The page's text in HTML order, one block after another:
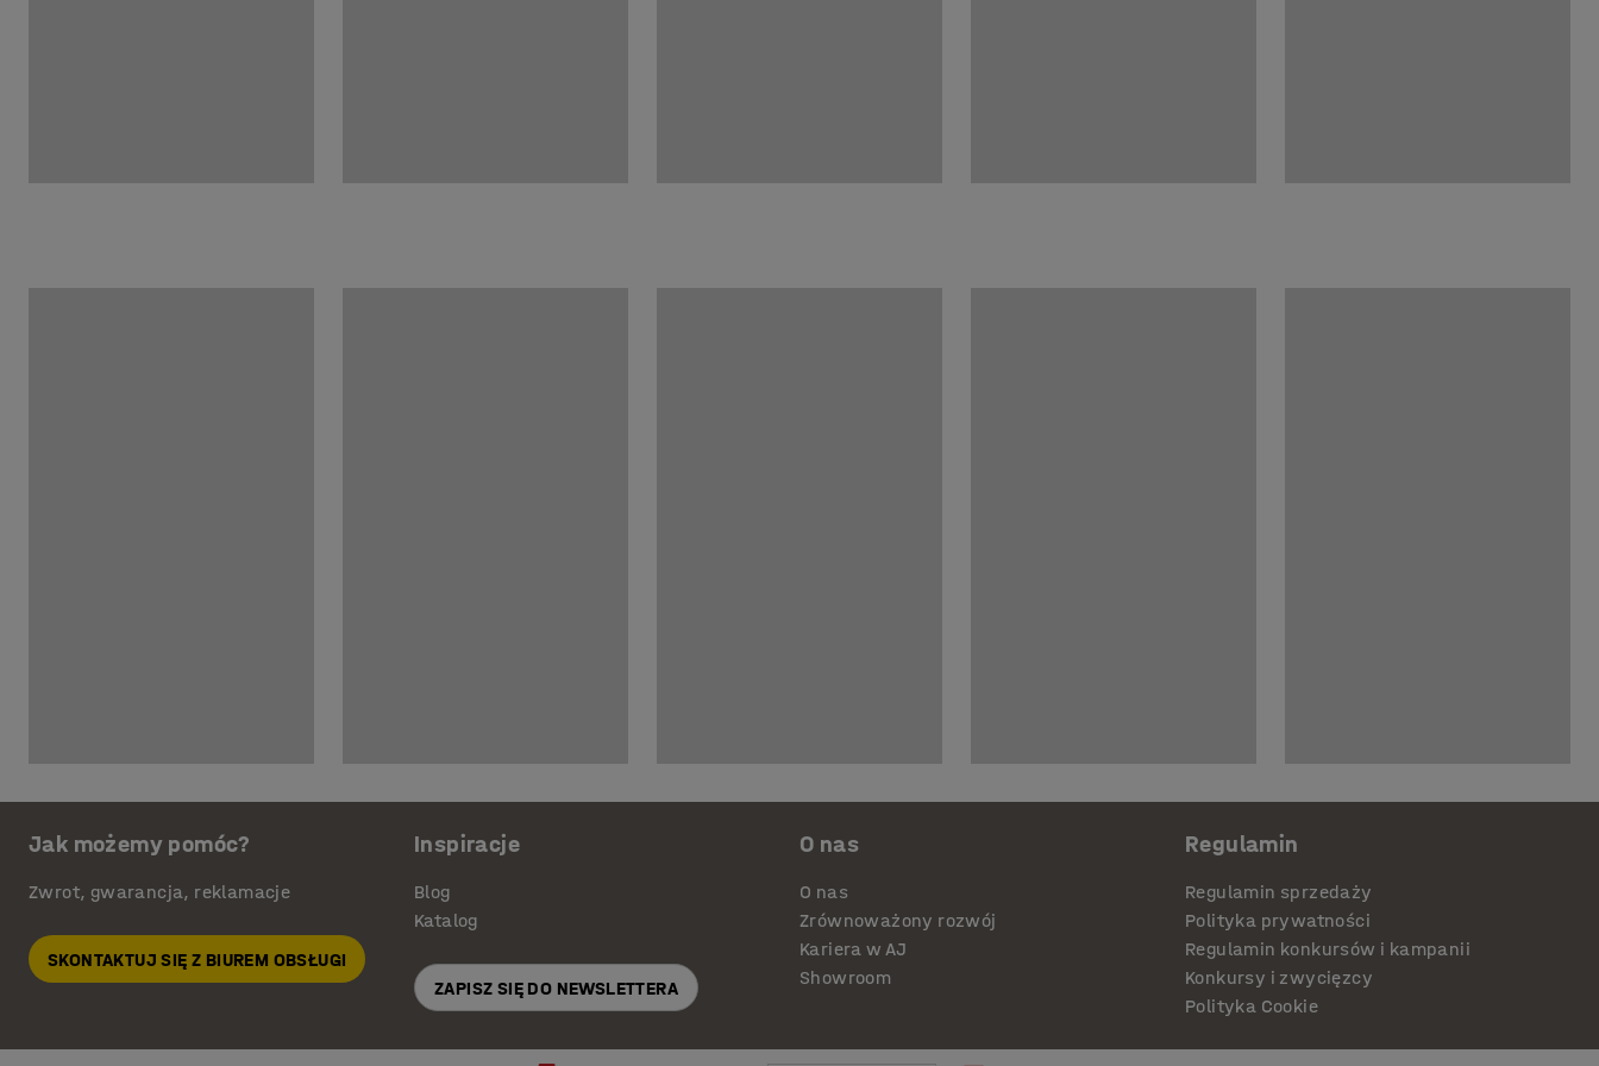
Jak możemy pomóc?
Zwrot, gwarancja, reklamacje
SKONTAKTUJ SIĘ Z BIUREM OBSŁUGI
Inspiracje
Blog
Katalog
ZAPISZ SIĘ DO NEWSLETTERA
O nas
O nas
Zrównoważony rozwój
Kariera w AJ
Showroom
Regulamin
Regulamin sprzedaży
Polityka prywatności
Regulamin konkursów i kampanii
Konkursy i zwycięzcy
Polityka Cookie